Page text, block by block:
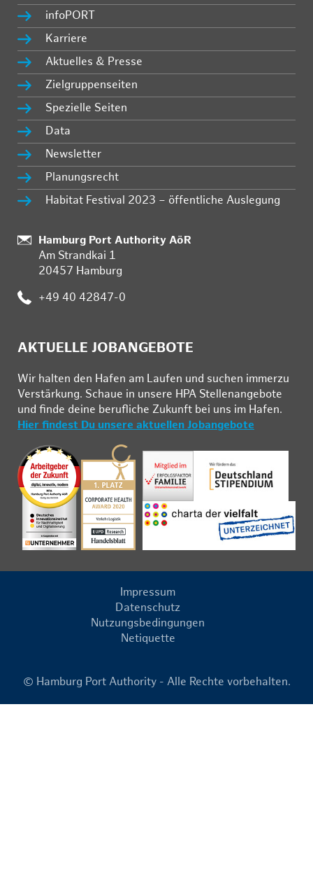
infoPORT
Karriere
Aktuelles & Presse
Zielgruppenseiten
Spezielle Seiten
Data
Newsletter
Planungsrecht
Habitat Festival 2023 – öffentliche Auslegung
Standort:
Hamburg Port Authority AöR
Am Strandkai 1
20457 Hamburg
Telefon:
+49 40 42847-0
AKTUELLE JOBANGEBOTE
Wir hal­ten den Ha­fen am Lau­fen und su­chen im­mer­zu
Ver­stär­kung. Schau­e in un­se­re HPA Stel­len­an­ge­bo­te
und fin­de deine be­ruf­li­che Zu­kunft bei uns im Ha­fen.
Hier findest Du unsere aktuellen Jobangebote
Impressum
Datenschutz
Nutzungsbedingungen
Netiquette
© Hamburg Port Authority - Alle Rechte vorbehalten.